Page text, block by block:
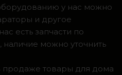
у нас можно
и другое
есть запчасти по
можно уточнить
продаже товары для дома